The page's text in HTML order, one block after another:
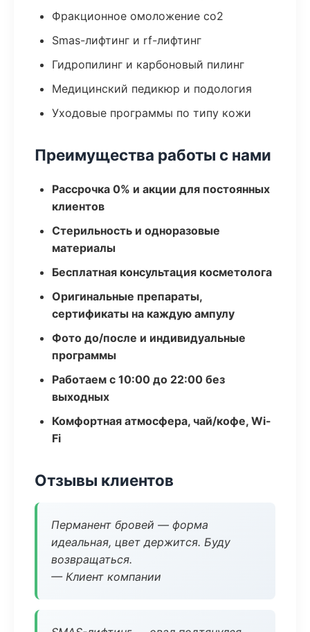
Фракционное омоложение co2
Smas-лифтинг и rf-лифтинг
Гидропилинг и карбоновый пилинг
Медицинский педикюр и подология
Уходовые программы по типу кожи
Преимущества работы с нами
Рассрочка 0% и акции для постоянных
клиентов
Стерильность и одноразовые
материалы
Бесплатная консультация косметолога
Оригинальные препараты,
сертификаты на каждую ампулу
Фото до/после и индивидуальные
программы
Работаем с 10:00 до 22:00 без
выходных
Комфортная атмосфера, чай/кофе, Wi-
Fi
Отзывы клиентов
Перманент бровей — форма
идеальная, цвет держится. Буду
возвращаться.
— Клиент компании